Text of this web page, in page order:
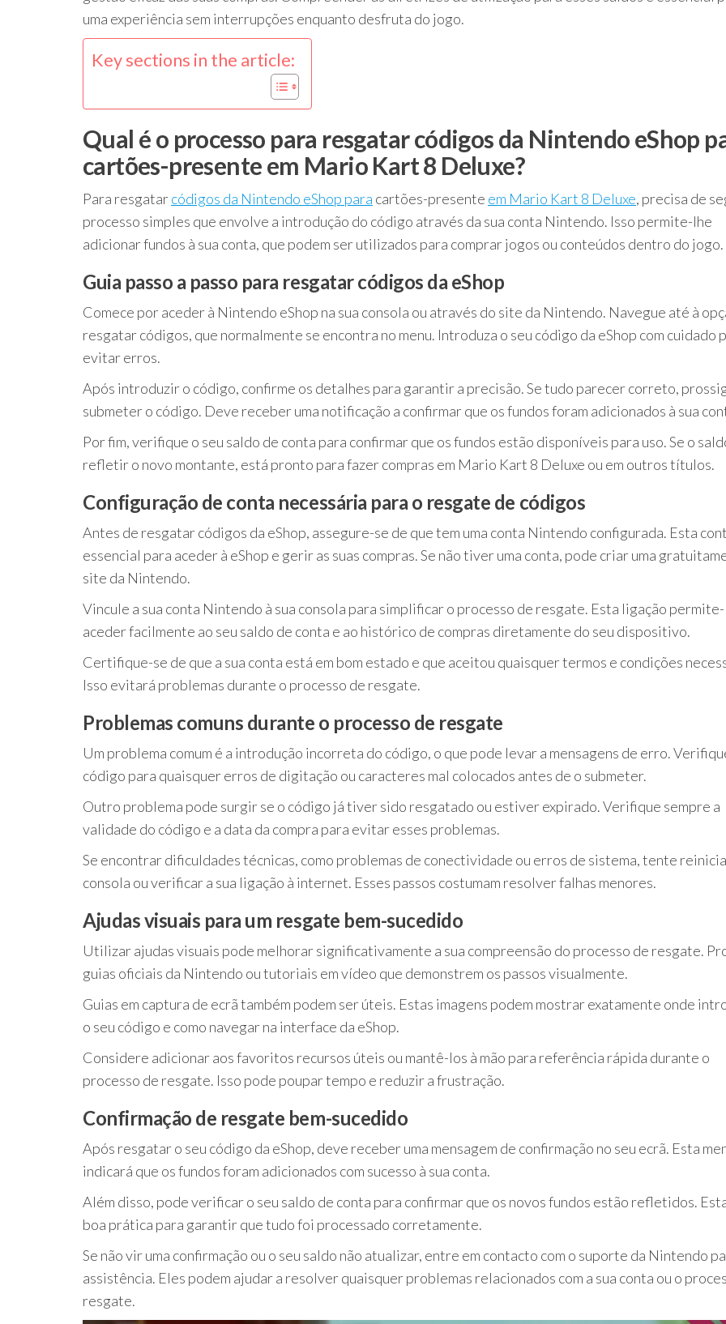
uma experiência sem interrupções enquanto desfruta do jogo.
Key sections in the article:
Qual é o processo para resgatar códigos da Nintendo eShop
cartões-presente em Mario Kart 8 Deluxe?
Para resgatarcódigos da Nintendo eShop para cartões-presente em Mario Kart 8 Deluxe, precisa de
processo simples que envolve a introdução do código através da sua conta Nintendo. Isso permite-lhe
adicionar fundos à sua conta, que podem ser utilizados para comprar jogos ou conteúdos dentro do jogo.
Guia passo a passo para resgatar códigos da eShop
Comece por aceder à Nintendo eShop na sua consola ou através do site da Nintendo. Navegue até à
resgatar códigos, que normalmente se encontra no menu. Introduza o seu código da eShop com cuidado
evitar erros.
Após introduzir o código, confirme os detalhes para garantir a precisão. Se tudo parecer correto,
submeter o código. Deve receber uma notificação a confirmar que os fundos foram adicionados à sua
Por fim, verifique o seu saldo de conta para confirmar que os fundos estão disponíveis para uso. Se o
refletir o novo montante, está pronto para fazer compras em Mario Kart 8 Deluxe ou em outros títulos.
Configuração de conta necessária para o resgate de códigos
Antes de resgatar códigos da eShop, assegure-se de que tem uma conta Nintendo configurada. Esta
essencial para aceder à eShop e gerir as suas compras. Se não tiver uma conta, pode criar uma
site da Nintendo.
Vincule a sua conta Nintendo à sua consola para simplificar o processo de resgate. Esta ligação
aceder facilmente ao seu saldo de conta e ao histórico de compras diretamente do seu dispositivo.
Certifique-se de que a sua conta está em bom estado e que aceitou quaisquer termos e condições
Isso evitará problemas durante o processo de resgate.
Problemas comuns durante o processo de resgate
Um problema comum é a introdução incorreta do código, o que pode levar a mensagens de erro.
código para quaisquer erros de digitação ou caracteres mal colocados antes de o submeter.
Outro problema pode surgir se o código já tiver sido resgatado ou estiver expirado. Verifique sempre a
validade do código e a data da compra para evitar esses problemas.
Se encontrar dificuldades técnicas, como problemas de conectividade ou erros de sistema, tente
consola ou verificar a sua ligação à internet. Esses passos costumam resolver falhas menores.
Ajudas visuais para um resgate bem-sucedido
Utilizar ajudas visuais pode melhorar significativamente a sua compreensão do processo de resgate.
guias oficiais da Nintendo ou tutoriais em vídeo que demonstrem os passos visualmente.
Guias em captura de ecrã também podem ser úteis. Estas imagens podem mostrar exatamente onde
o seu código e como navegar na interface da eShop.
Considere adicionar aos favoritos recursos úteis ou mantê-los à mão para referência rápida durante o
processo de resgate. Isso pode poupar tempo e reduzir a frustração.
Confirmação de resgate bem-sucedido
Após resgatar o seu código da eShop, deve receber uma mensagem de confirmação no seu ecrã. Esta
indicará que os fundos foram adicionados com sucesso à sua conta.
Além disso, pode verificar o seu saldo de conta para confirmar que os novos fundos estão refletidos.
boa prática para garantir que tudo foi processado corretamente.
Se não vir uma confirmação ou o seu saldo não atualizar, entre em contacto com o suporte da Nintendo
assistência. Eles podem ajudar a resolver quaisquer problemas relacionados com a sua conta ou o
resgate.